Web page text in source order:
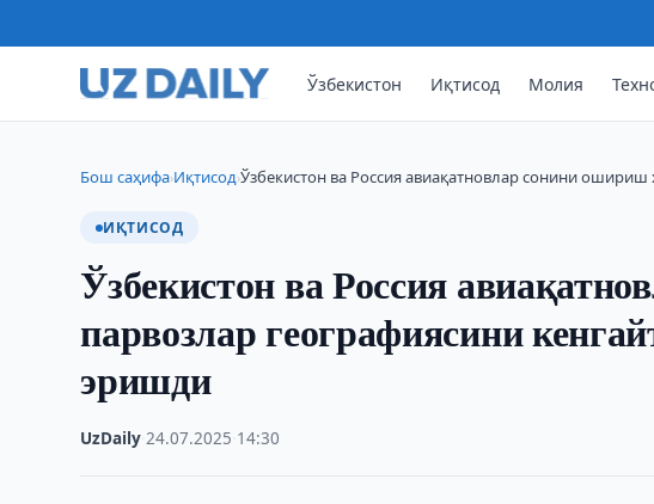
Ўзбекистон Иқтисод Молия
Бош саҳифа›Иқтисод›Ўзбекистон ва Россия авиақатновлар сонини
ИҚТИСОД
Ўзбекистон ва Россия
парвозлар географиясини
эришди
UzDaily ·24.07.2025 14:30